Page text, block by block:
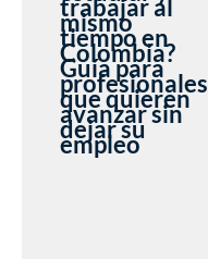
trabajar al
mismo
tiempo en
Colombia?
Guía para
profesionales
que quieren
avanzar sin
dejar su
empleo